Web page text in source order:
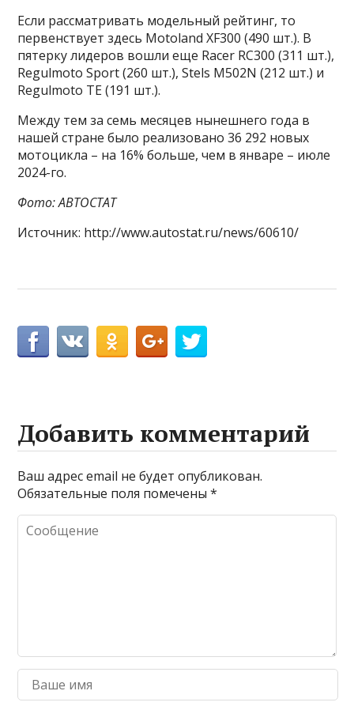
Если рассматривать модельный рейтинг, то
первенствует здесь Motoland XF300 (490 шт.). В
пятерку лидеров вошли еще Racer RC300 (311 шт.),
Regulmoto Sport (260 шт.), Stels M502N (212 шт.) и
Regulmoto TE (191 шт.).
Между тем за семь месяцев нынешнего года в
нашей стране было реализовано 36 292 новых
мотоцикла – на 16% больше, чем в январе – июле
2024-го.
Фото: АВТОСТАТ
Источник: http://www.autostat.ru/news/60610/
Добавить комментарий
Ваш адрес email не будет опубликован.
Обязательные поля помечены*